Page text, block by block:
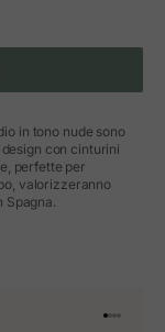
in tono nude sono
con cinturini
perfette per
valorizzeranno
Vai
Vai
Vai
Vai